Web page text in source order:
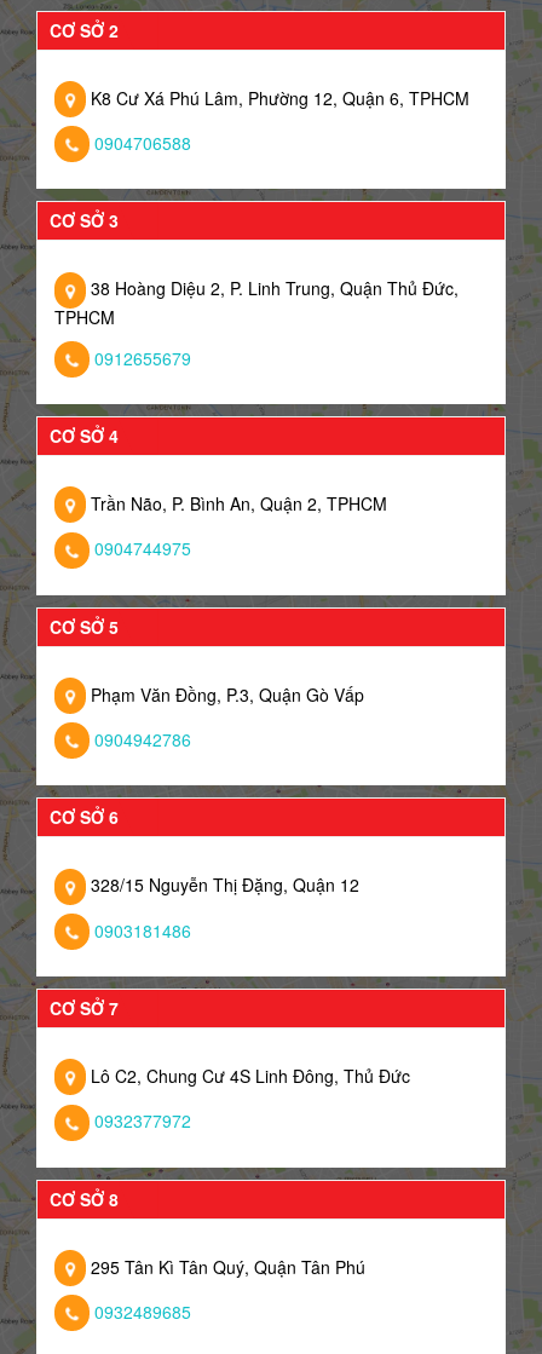
CƠ SỞ 2
K8 Cư Xá Phú Lâm, Phường 12, Quận 6, TPHCM
0904706588
CƠ SỞ 3
38 Hoàng Diệu 2, P. Linh Trung, Quận Thủ Đức,
TPHCM
0912655679
CƠ SỞ 4
Trần Não, P. Bình An, Quận 2, TPHCM
0904744975
CƠ SỞ 5
Phạm Văn Đồng, P.3, Quận Gò Vấp
0904942786
CƠ SỞ 6
328/15 Nguyễn Thị Đặng, Quận 12
0903181486
CƠ SỞ 7
Lô C2, Chung Cư 4S Linh Đông, Thủ Đức
0932377972
CƠ SỞ 8
295 Tân Kì Tân Quý, Quận Tân Phú
0932489685